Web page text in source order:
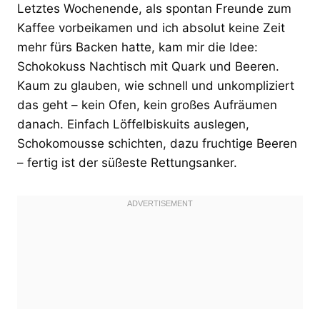
Letztes Wochenende, als spontan Freunde zum
Kaffee vorbeikamen und ich absolut keine Zeit
mehr fürs Backen hatte, kam mir die Idee:
Schokokuss Nachtisch mit Quark und Beeren.
Kaum zu glauben, wie schnell und unkompliziert
das geht – kein Ofen, kein großes Aufräumen
danach. Einfach Löffelbiskuits auslegen,
Schokomousse schichten, dazu fruchtige Beeren
– fertig ist der süßeste Rettungsanker.